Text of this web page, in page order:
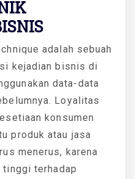
adalah sebuah
kejadian bisnis di
data-data
Loyalitas
konsumen
produk atau jasa
menerus, karena
terhadap